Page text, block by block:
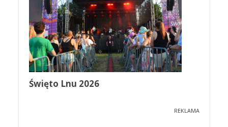
Święto Lnu 2026
REKLAMA